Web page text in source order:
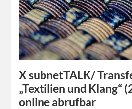
X subnetTALK/
„Textilien und Klang“
online abrufbar